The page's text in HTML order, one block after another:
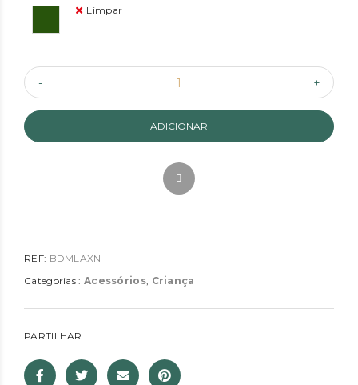
Limpar
ADICIONAR
REF: BDMLAXN
Categorias : Acessórios, Criança
PARTILHAR: